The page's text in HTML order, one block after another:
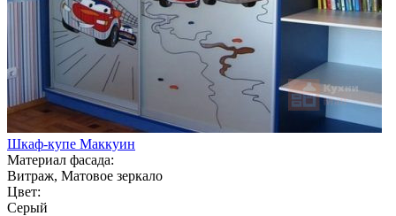
Шкаф-купе Маккуин
Материал фасада:
Витраж, Матовое зеркало
Цвет:
Серый